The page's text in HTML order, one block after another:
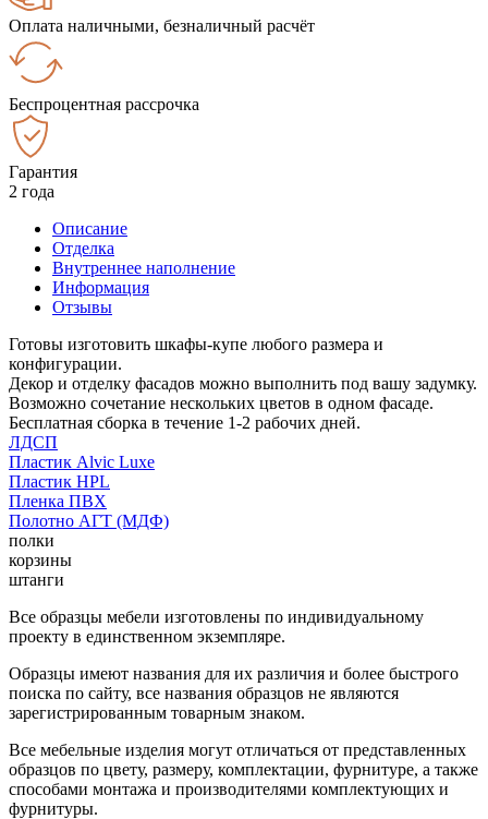
Оплата наличными, безналичный расчёт
Беспроцентная рассрочка
Гарантия
2 года
Описание
Отделка
Внутреннее наполнение
Информация
Отзывы
Готовы изготовить шкафы-купе любого размера и
конфигурации.
Декор и отделку фасадов можно выполнить под вашу задумку.
Возможно сочетание нескольких цветов в одном фасаде.
Бесплатная сборка в течение 1-2 рабочих дней.
ЛДСП
Пластик Alvic Luxe
Пластик HPL
Пленка ПВХ
Полотно АГТ (МДФ)
полки
корзины
штанги
Все образцы мебели изготовлены по индивидуальному
проекту в единственном экземпляре.
Образцы имеют названия для их различия и более быстрого
поиска по сайту, все названия образцов не являются
зарегистрированным товарным знаком.
Все мебельные изделия могут отличаться от представленных
образцов по цвету, размеру, комплектации, фурнитуре, а также
способами монтажа и производителями комплектующих и
фурнитуры.